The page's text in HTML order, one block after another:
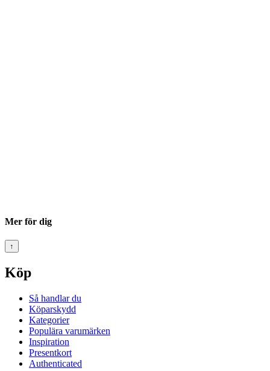
Mer för dig
↑
Köp
Så handlar du
Köparskydd
Kategorier
Populära varumärken
Inspiration
Presentkort
Authenticated